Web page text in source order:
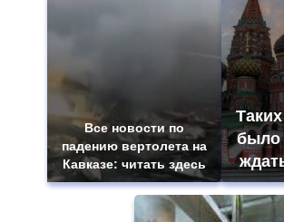
Все новости по
падению вертолета на
Кавказе: читать здесь
было